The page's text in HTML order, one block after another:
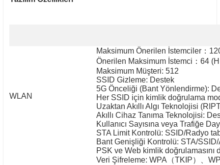
WLAN
Maksimum Önerilen İstemciler ：
Önerilen Maksimum İstemci ： 64
Maksimum Müşteri: 512
SSID Gizleme: Destek
5G Önceliği (Bant Yönlendirme):
Her SSID için kimlik doğrulama
Uzaktan Akıllı Algı Teknolojisi
Akıllı Cihaz Tanıma Teknolojisi:
Kullanıcı Sayısına veya Trafiğe
STA Limit Kontrolü: SSID/Radyo
Bant Genişliği Kontrolü: STA/SSID/
PSK ve Web kimlik doğrulamasını
Veri Şifreleme: WPA （TKIP）、